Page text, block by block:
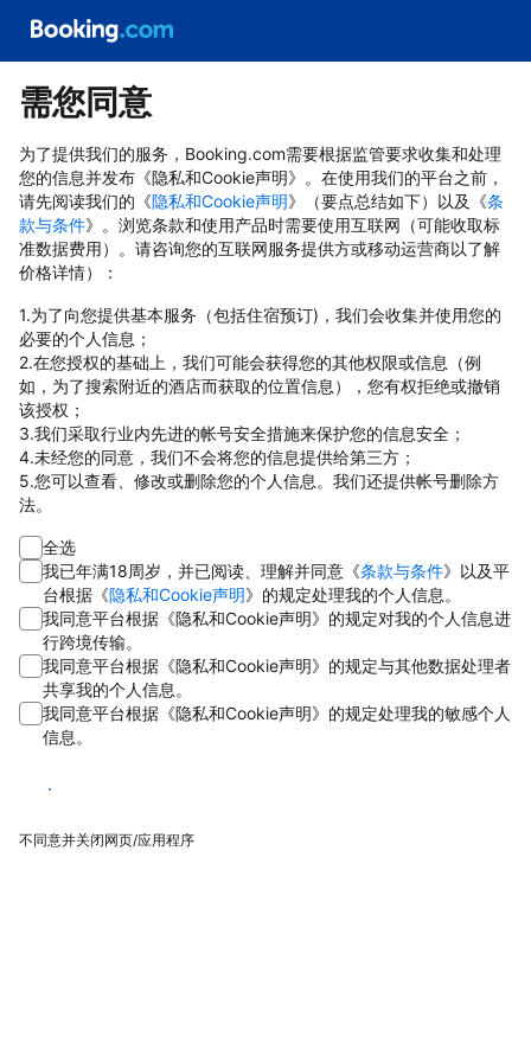
需您同意
为了提供我们的服务，Booking.com需要根据监管要求收集和处理
您的信息并发布《隐私和Cookie声明》。在使用我们的平台之前，
请先阅读我们的《隐私和Cookie声明》（要点总结如下）以及《条
款与条件》。浏览条款和使用产品时需要使用互联网（可能收取标
准数据费用）。请咨询您的互联网服务提供方或移动运营商以了解
价格详情）：
1.为了向您提供基本服务（包括住宿预订)，我们会收集并使用您的
必要的个人信息；
2.在您授权的基础上，我们可能会获得您的其他权限或信息（例
如，为了搜索附近的酒店而获取的位置信息），您有权拒绝或撤销
该授权；
3.我们采取行业内先进的帐号安全措施来保护您的信息安全；
4.未经您的同意，我们不会将您的信息提供给第三方；
5.您可以查看、修改或删除您的个人信息。我们还提供帐号删除方
法。
全选
我已年满18周岁，并已阅读、理解并同意《条款与条件》以及平
台根据《隐私和Cookie声明》的规定处理我的个人信息。
我同意平台根据《隐私和Cookie声明》的规定对我的个人信息进
行跨境传输。
我同意平台根据《隐私和Cookie声明》的规定与其他数据处理者
共享我的个人信息。
我同意平台根据《隐私和Cookie声明》的规定处理我的敏感个人
信息。
同意
不同意并关闭网页/应用程序